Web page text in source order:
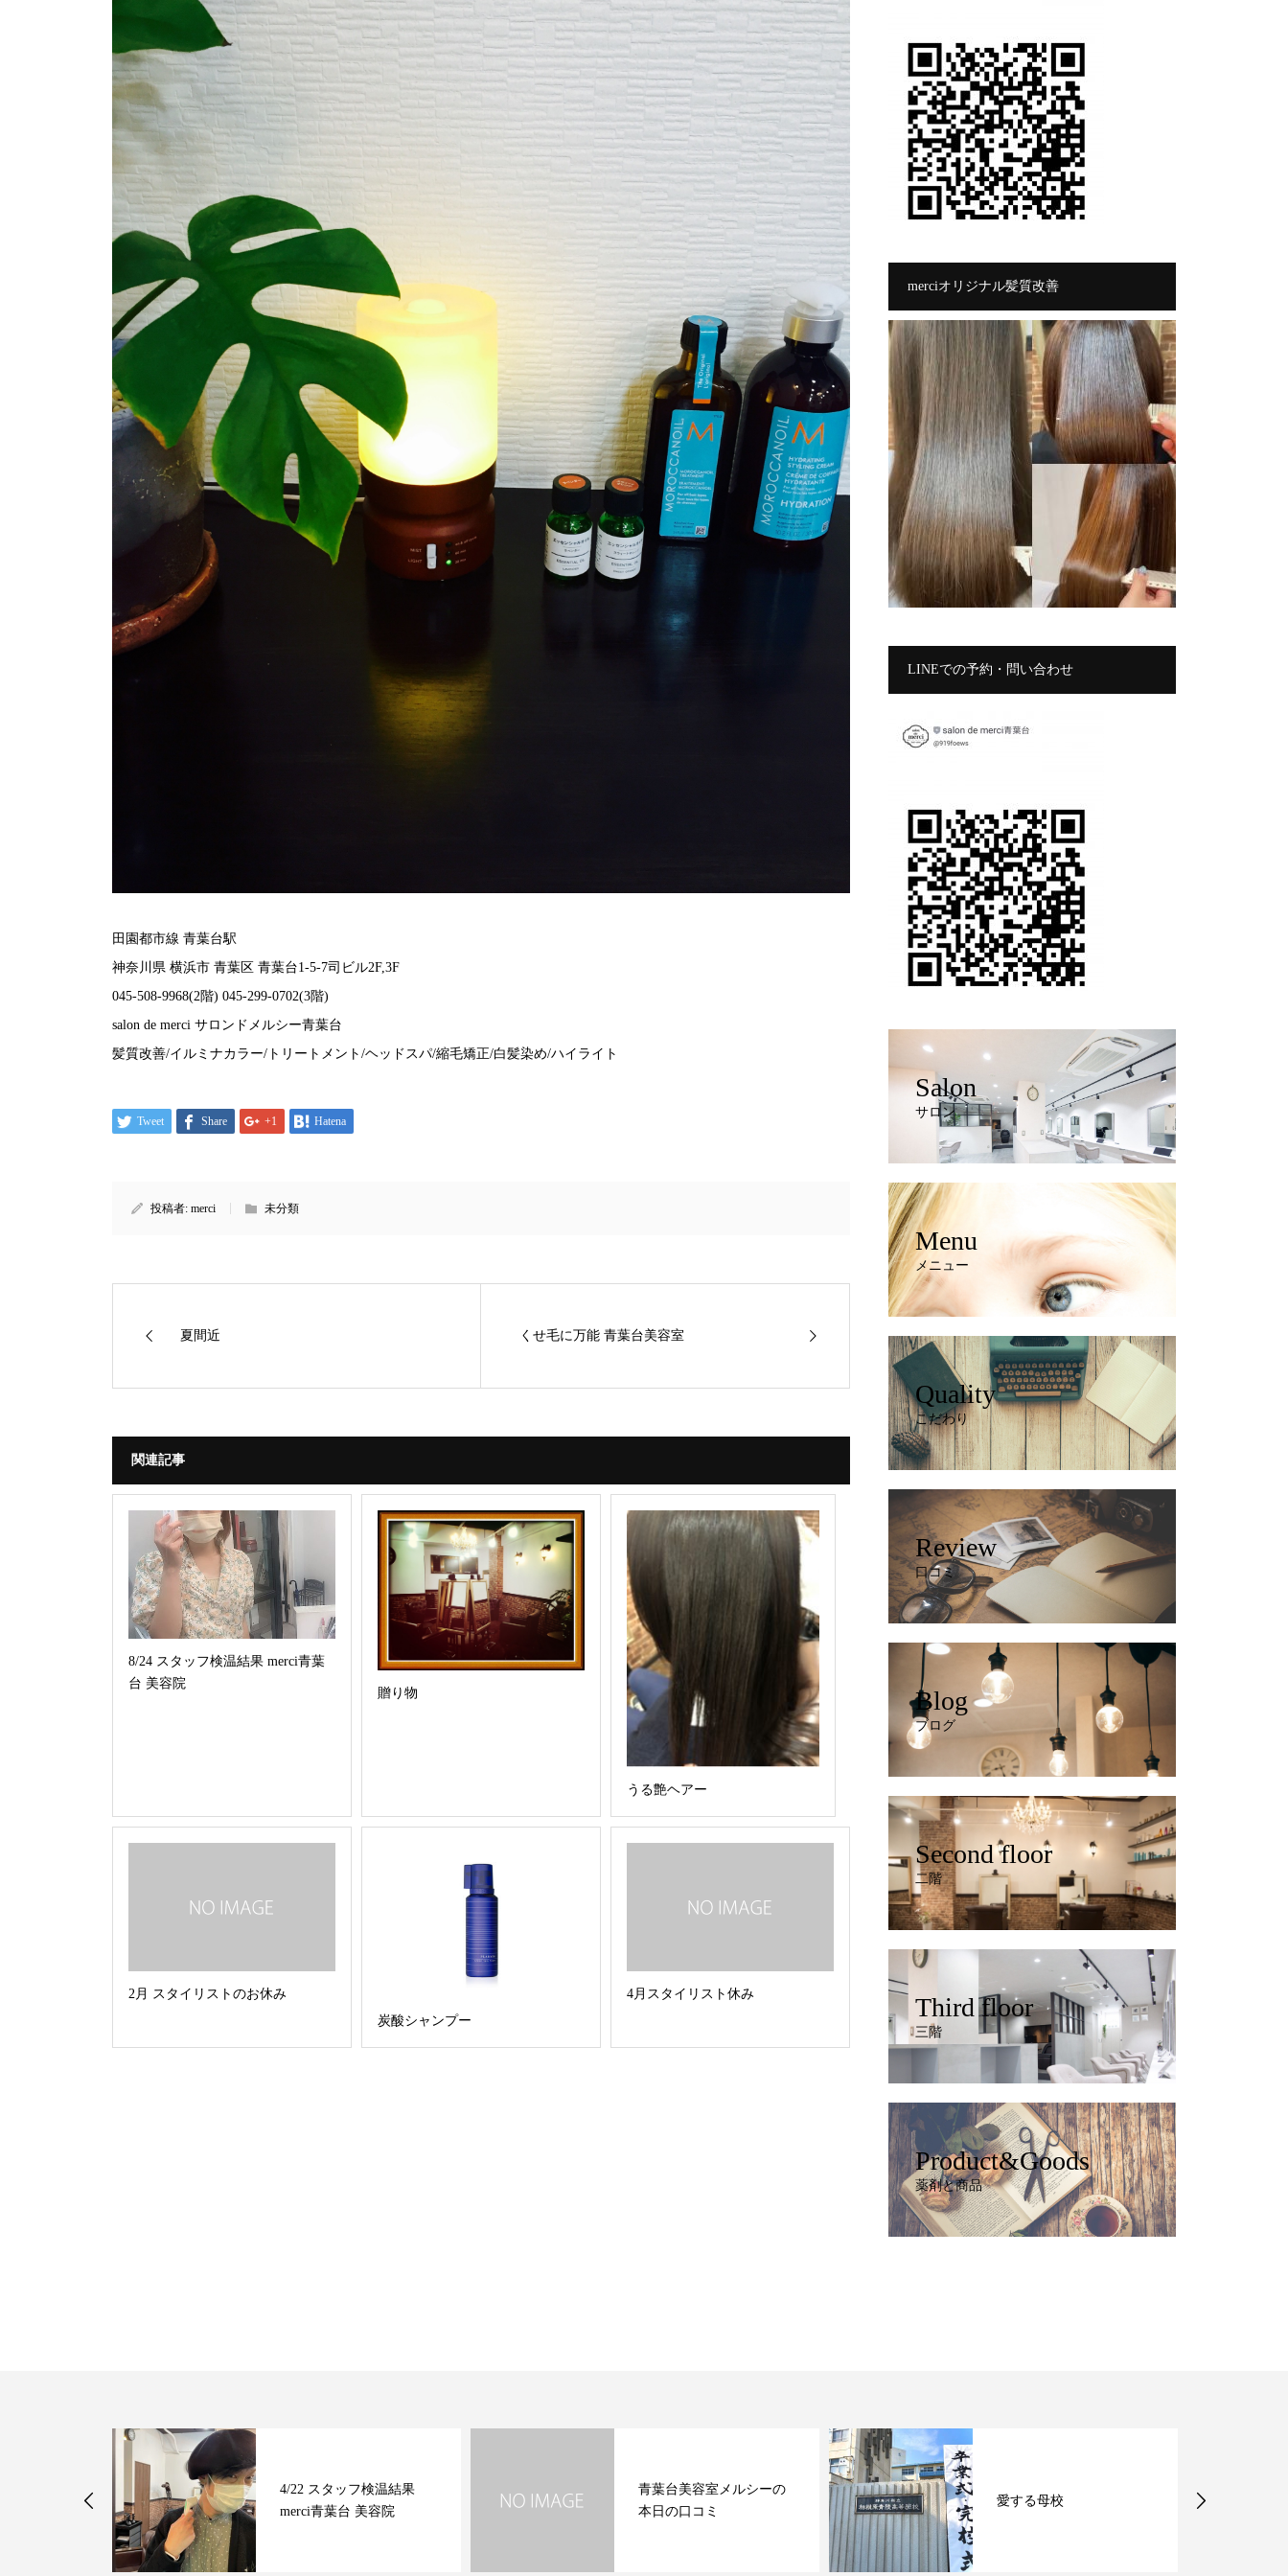
田園都市線 青葉台駅
神奈川県 横浜市 青葉区 青葉台1-5-7司ビル2F,3F
045-508-9968(2階) 045-299-0702(3階)
salon de merci サロンドメルシー青葉台
髪質改善/イルミナカラー/トリートメント/ヘッドスパ/縮毛矯正/白髪染め/ハイライト
Tweet Share +1 Hatena
投稿者: merci 未分類
夏間近 くせ毛に万能 青葉台美容室
関連記事
8/24 スタッフ検温結果 merci青葉
台 美容院
贈り物
うる艶ヘアー
2月 スタイリストのお休み
炭酸シャンプー
4月スタイリスト休み
merciオリジナル髪質改善
LINEでの予約・問い合わせ
Salon
サロン
Menu
メニュー
Quality
こだわり
Review
口コミ
Blog
ブログ
Second floor
二階
Third floor
三階
Product&Goods
薬剤と商品
4/22 スタッフ検温結果
merci青葉台 美容院
青葉台美容室メルシーの
本日の口コミ
愛する母校